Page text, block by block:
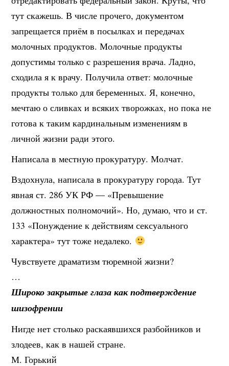
тут скажешь. В числе прочего, документом
запрещается приём в посылках и передачах
молочных продуктов. Молочные продукты
допустимы только с разрешения врача. Ладно,
сходила я к врачу. Получила ответ: молочные
продукты только для беременных. Я, конечно,
мечтаю о сливках и всяких творожках, но пока не
готова к таким кардинальным изменениям в
личной жизни ради этого.
Написала в местную прокуратуру. Молчат.
Вздохнула, написала в прокуратуру города. Тут
явная ст. 286 УК РФ — «Превышение
должностных полномочий». Но, думаю, что и ст.
133 «Понуждение к действиям сексуального
характера» тут тоже недалеко.
Чувствуете драматизм тюремной жизни?
…
Широко закрытые глаза как подтверждение
шизофрении
Нигде нет столько раскаявшихся разбойников и
злодеев, как в нашей стране.
М. Горький